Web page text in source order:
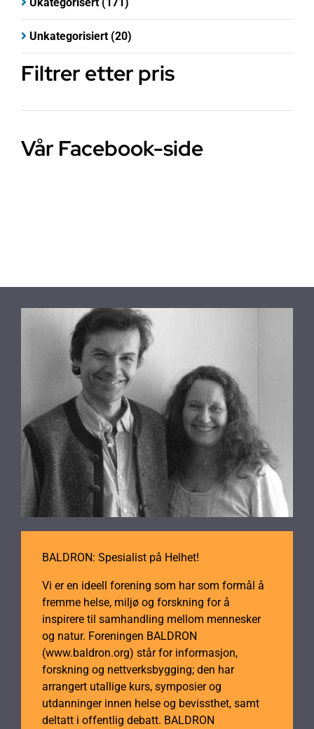
Unkategorisiert (20)
Filtrer etter pris
Vår Facebook-side
BALDRON: Spesialist på Helhet!
Vi er en ideell forening som har som formål å
fremme helse, miljø og forskning for å
inspirere til samhandling mellom mennesker
og natur. Foreningen BALDRON
(www.baldron.org) står for informasjon,
forskning og nettverksbygging; den har
arrangert utallige kurs, symposier og
utdanninger innen helse og bevissthet, samt
deltatt i offentlig debatt. BALDRON